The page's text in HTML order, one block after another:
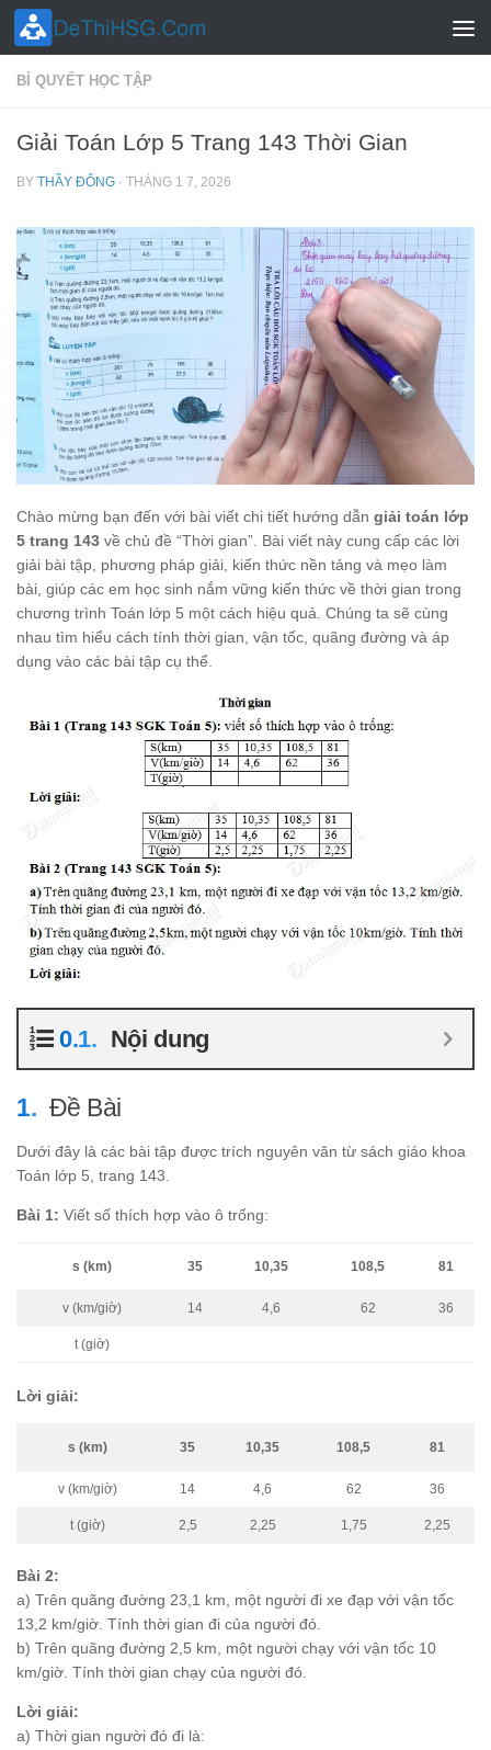
Skip to content
BÍ QUYẾT HỌC TẬP
Giải Toán Lớp 5 Trang 143 Thời Gian
BY THẦY ĐÔNG · THÁNG 1 7, 2026
Chào mừng bạn đến với bài viết chi tiết hướng dẫn giải toán lớp
5 trang 143 về chủ đề “Thời gian”. Bài viết này cung cấp các lời
giải bài tập, phương pháp giải, kiến thức nền tảng và mẹo làm
bài, giúp các em học sinh nắm vững kiến thức về thời gian trong
chương trình Toán lớp 5 một cách hiệu quả. Chúng ta sẽ cùng
nhau tìm hiểu cách tính thời gian, vận tốc, quãng đường và áp
dụng vào các bài tập cụ thể.
Nội dung
Đề Bài
Dưới đây là các bài tập được trích nguyên văn từ sách giáo khoa
Toán lớp 5, trang 143.
Bài 1: Viết số thích hợp vào ô trống:
s (km) 35 10,35 108,5 81
v (km/giờ) 14 4,6 62 36
t (giờ)
Lời giải:
s (km) 35 10,35 108,5 81
v (km/giờ) 14 4,6 62 36
t (giờ) 2,5 2,25 1,75 2,25
Bài 2:
a) Trên quãng đường 23,1 km, một người đi xe đạp với vận tốc
13,2 km/giờ. Tính thời gian đi của người đó.
b) Trên quãng đường 2,5 km, một người chạy với vận tốc 10
km/giờ. Tính thời gian chạy của người đó.
Lời giải:
a) Thời gian người đó đi là: